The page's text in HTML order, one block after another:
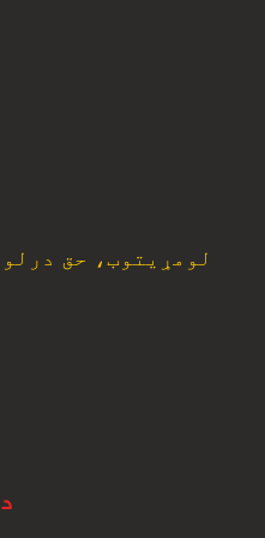
لومړیتوب، حق